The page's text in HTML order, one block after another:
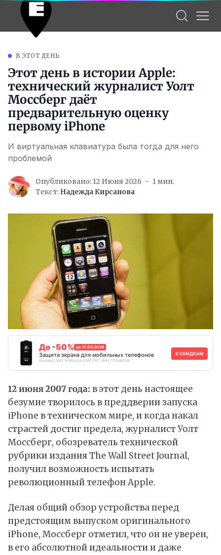
В ЭТОТ ДЕНЬ
Этот день в истории Apple:
технический журналист Уолт
Моссберг даёт
предварительную оценку
первому iPhone
И виртуальная клавиатура была тогда для него
проблемой
Опубликовано: 12 Июня 2026
1 мин.
Текст: Надежда Кирсанова
До -50% до 31.08.2026
Защита экрана для мобильных телефонов
Реклама. ООО "АЛИБАБА.КОМ (РУ)", ИНН 7703380158
К СКИДКАМ
12 июня 2007 года: в этот день настоящее
безумие творилось в преддверии запуска
iPhone в техническом мире, и когда накал
страстей достиг предела, журналист Уолт
Моссберг, обозреватель технической
рубрики издания The Wall Street Journal,
получил возможность испытать
революционный телефон Apple.
Делая общий обзор устройства перед
предстоящим выпуском оригинального
iPhone, Моссберг отметил, что он не уверен,
в его абсолютной идеальности и даже